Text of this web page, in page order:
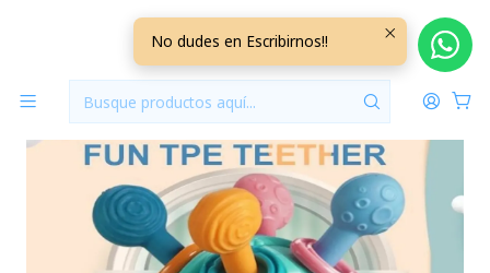
Inicio Jugueteria Mordedores
Juguete de Dentición Molécula Calipso +0M
No dudes en Escribirnos!!